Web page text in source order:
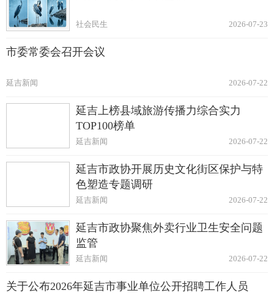
2026-07-23
社会民生
市委常委会召开会议
2026-07-22
延吉新闻
延吉上榜县域旅游传播力综合实力
TOP100榜单
2026-07-22
延吉新闻
延吉市政协开展历史文化街区保护与特
色塑造专题调研
2026-07-22
延吉新闻
延吉市政协聚焦外卖行业卫生安全问题
监管
2026-07-22
延吉新闻
关于公布2026年延吉市事业单位公开招聘工作人员